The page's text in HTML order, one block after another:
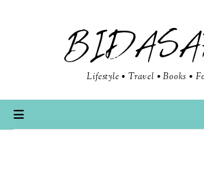
Lifestyle • Travel • Books •